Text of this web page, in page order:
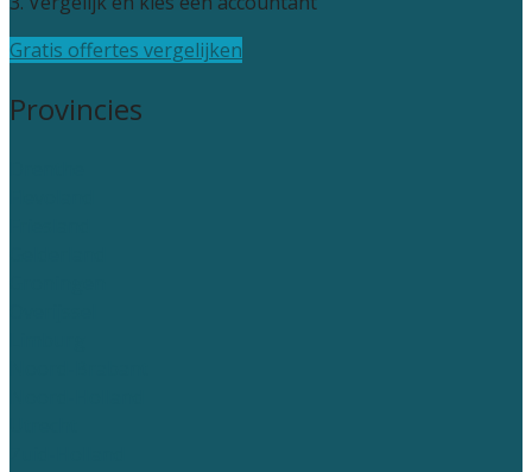
Gratis offertes vergelijken
Provincies